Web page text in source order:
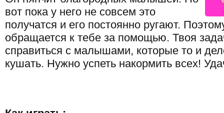
вот пока у него не совсем это
получатся и его постоянно ругают.
обращается к тебе за помощью. Твоя
справиться с малышами, которые то и
кушать. Нужно успеть накормить всех!